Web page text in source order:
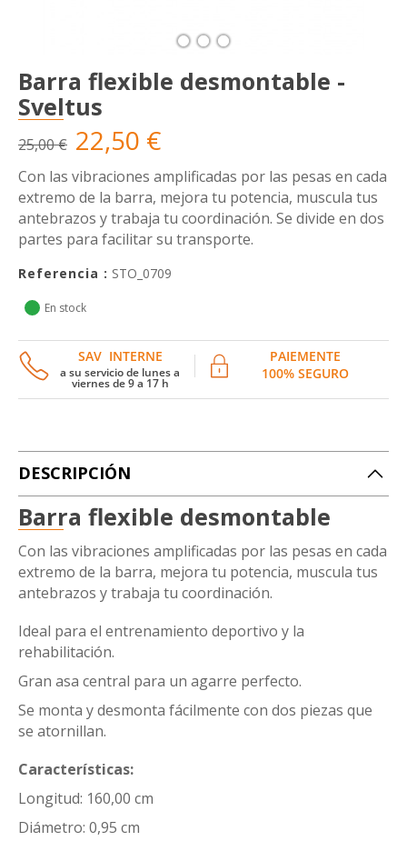
Barra flexible desmontable -
Sveltus
25,00 € 22,50 €
Con las vibraciones amplificadas por las pesas en cada
extremo de la barra, mejora tu potencia, muscula tus
antebrazos y trabaja tu coordinación. Se divide en dos
partes para facilitar su transporte.
Referencia : STO_0709
En stock
SAV INTERNE
a su servicio de lunes a
viernes de 9 a 17 h
PAIEMENTE
100% SEGURO
DESCRIPCIÓN
Barra flexible desmontable
Con las vibraciones amplificadas por las pesas en cada
extremo de la barra, mejora tu potencia, muscula tus
antebrazos y trabaja tu coordinación.
Ideal para el entrenamiento deportivo y la
rehabilitación.
Gran asa central para un agarre perfecto.
Se monta y desmonta fácilmente con dos piezas que
se atornillan.
Características:
Longitud: 160,00 cm
Diámetro: 0,95 cm